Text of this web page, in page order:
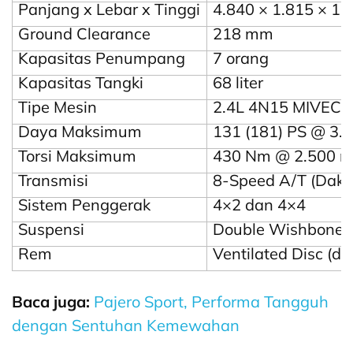
Panjang x Lebar x Tinggi
4.840 × 1.815 ×
Ground Clearance
218 mm
Kapasitas Penumpang
7 orang
Kapasitas Tangki
68 liter
Tipe Mesin
2.4L 4N15 MIVEC
Daya Maksimum
131 (181) PS @
Torsi Maksimum
430 Nm @ 2.500
Transmisi
8-Speed A/T
Sistem Penggerak
4×2 dan 4×4
Suspensi
Double Wishbone
Rem
Ventilated Disc
Baca juga: Pajero Sport, Performa Tangguh
dengan Sentuhan Kemewahan